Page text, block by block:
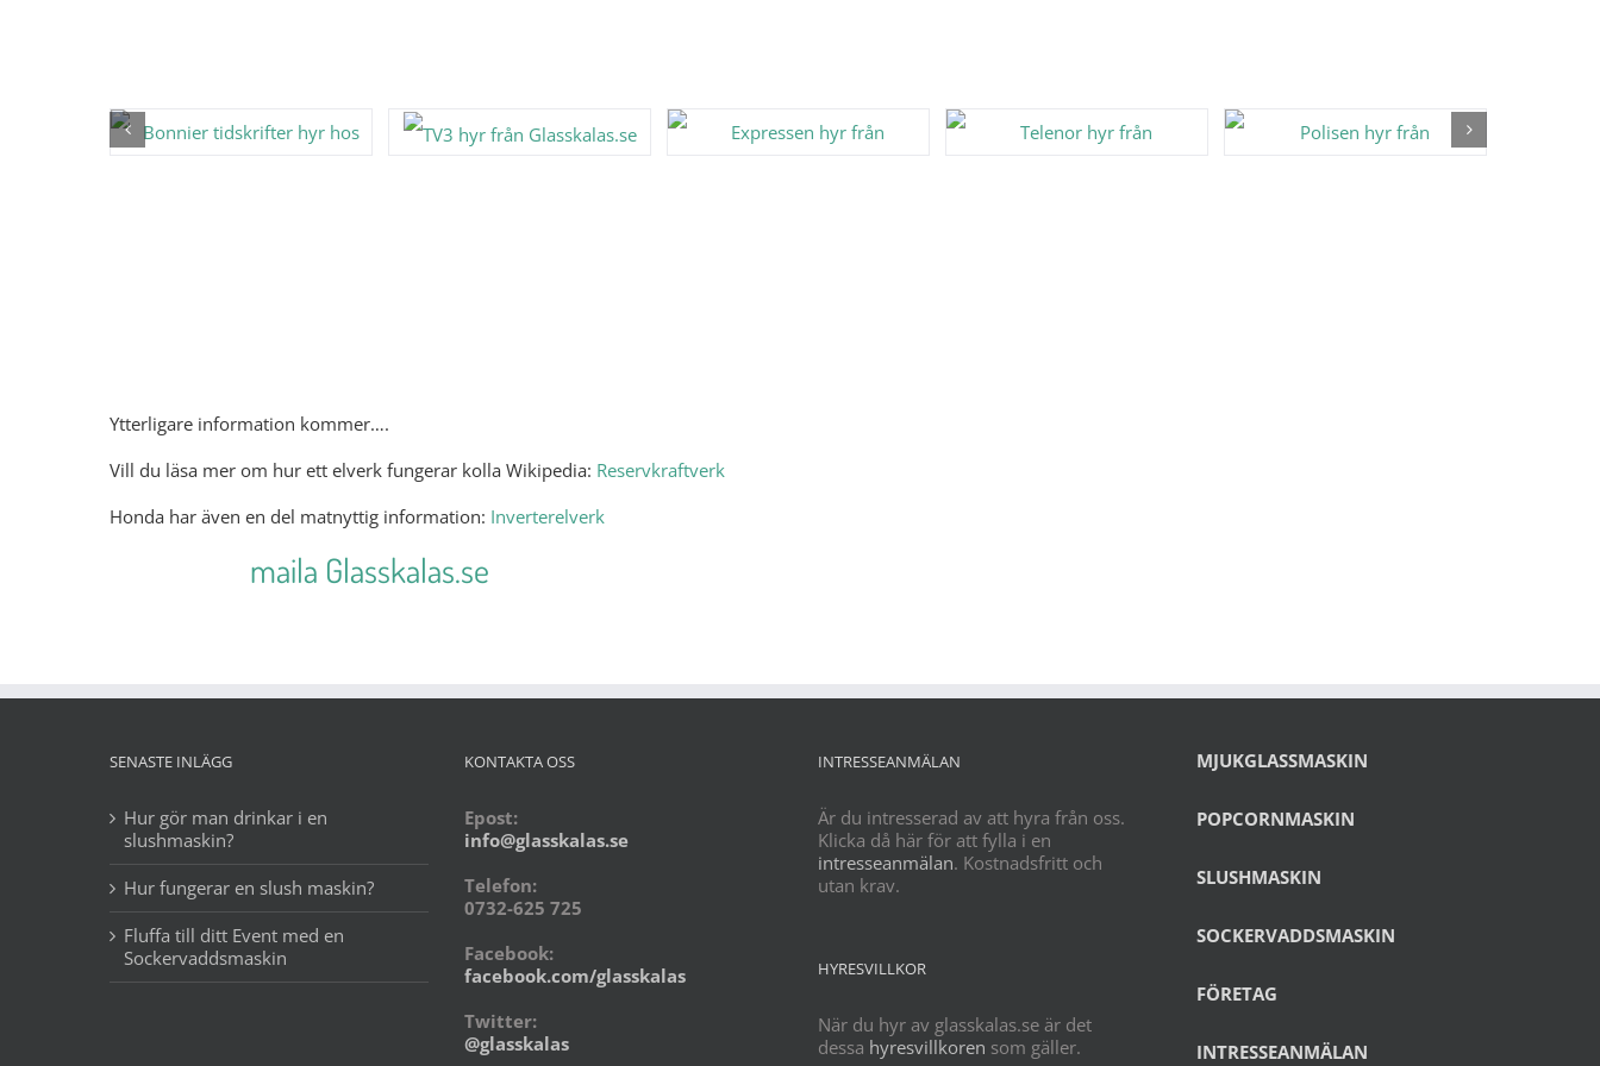
Ytterligare information kommer….
Vill du läsa mer om hur ett elverk fungerar kolla Wikipedia: Reservkraftverk
Honda har även en del matnyttig information: Inverterelverk
maila Glasskalas.se
SENASTE INLÄGG
Hur gör man drinkar i en
slushmaskin?
Hur fungerar en slush maskin?
Fluffa till ditt Event med en
Sockervaddsmaskin
KONTAKTA OSS
Epost:
info@glasskalas.se
Telefon:
0732-625 725
Facebook:
facebook.com/glasskalas
Twitter:
@glasskalas
INTRESSEANMÄLAN
Är du intresserad av att hyra från oss.
Klicka då här för att fylla i en
intresseanmälan. Kostnadsfritt och
utan krav.
HYRESVILLKOR
När du hyr av glasskalas.se är det
dessa hyresvillkoren som gäller.
MJUKGLASSMASKIN
POPCORNMASKIN
SLUSHMASKIN
SOCKERVADDSMASKIN
FÖRETAG
INTRESSEANMÄLAN